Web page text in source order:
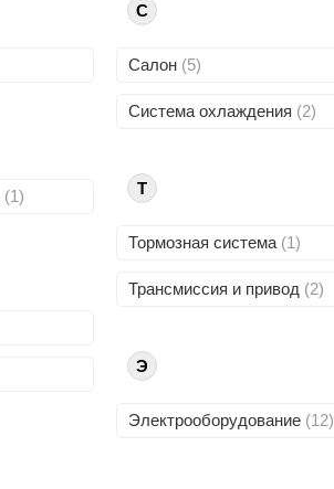
(1)
С
Салон (5)
Система охлаждения (2)
Т
Тормозная система (1)
Трансмиссия и привод (2)
Э
Электрооборудование (12)